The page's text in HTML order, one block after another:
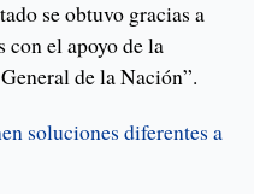
se obtuvo gracias a
con el apoyo de la
de la Nación”.
soluciones diferentes a